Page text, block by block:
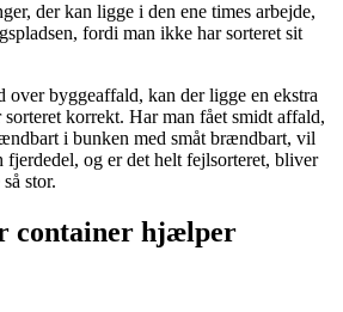
der kan ligge i den ene times arbejde,
fordi man ikke har sorteret sit
over byggeaffald, kan der ligge en ekstra
korrekt. Har man fået smidt affald,
i bunken med småt brændbart, vil
fjerdedel, og er det helt fejlsorteret, bliver
stor.
container hjælper